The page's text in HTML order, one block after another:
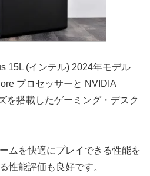
15L (インテル) 2024年モデル
プロセッサーと NVIDIA
を搭載したゲーミング・デスク
ムを快適にプレイできる性能を
性能評価も良好です。